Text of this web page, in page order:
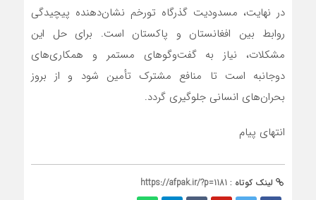
در نهایت، مسدودیت گذرگاه تورخم نشان‌دهنده پیچیدگی
روابط بین افغانستان و پاکستان است. برای حل این
مشکلات، نیاز به گفت‌وگوهای مستمر و همکاری‌های
دوجانبه است تا منافع مشترک تأمین شود و از بروز
بحران‌های انسانی جلوگیری گردد.
انتهای پیام
لینک کوتاه : https://afpak.ir/?p=1181